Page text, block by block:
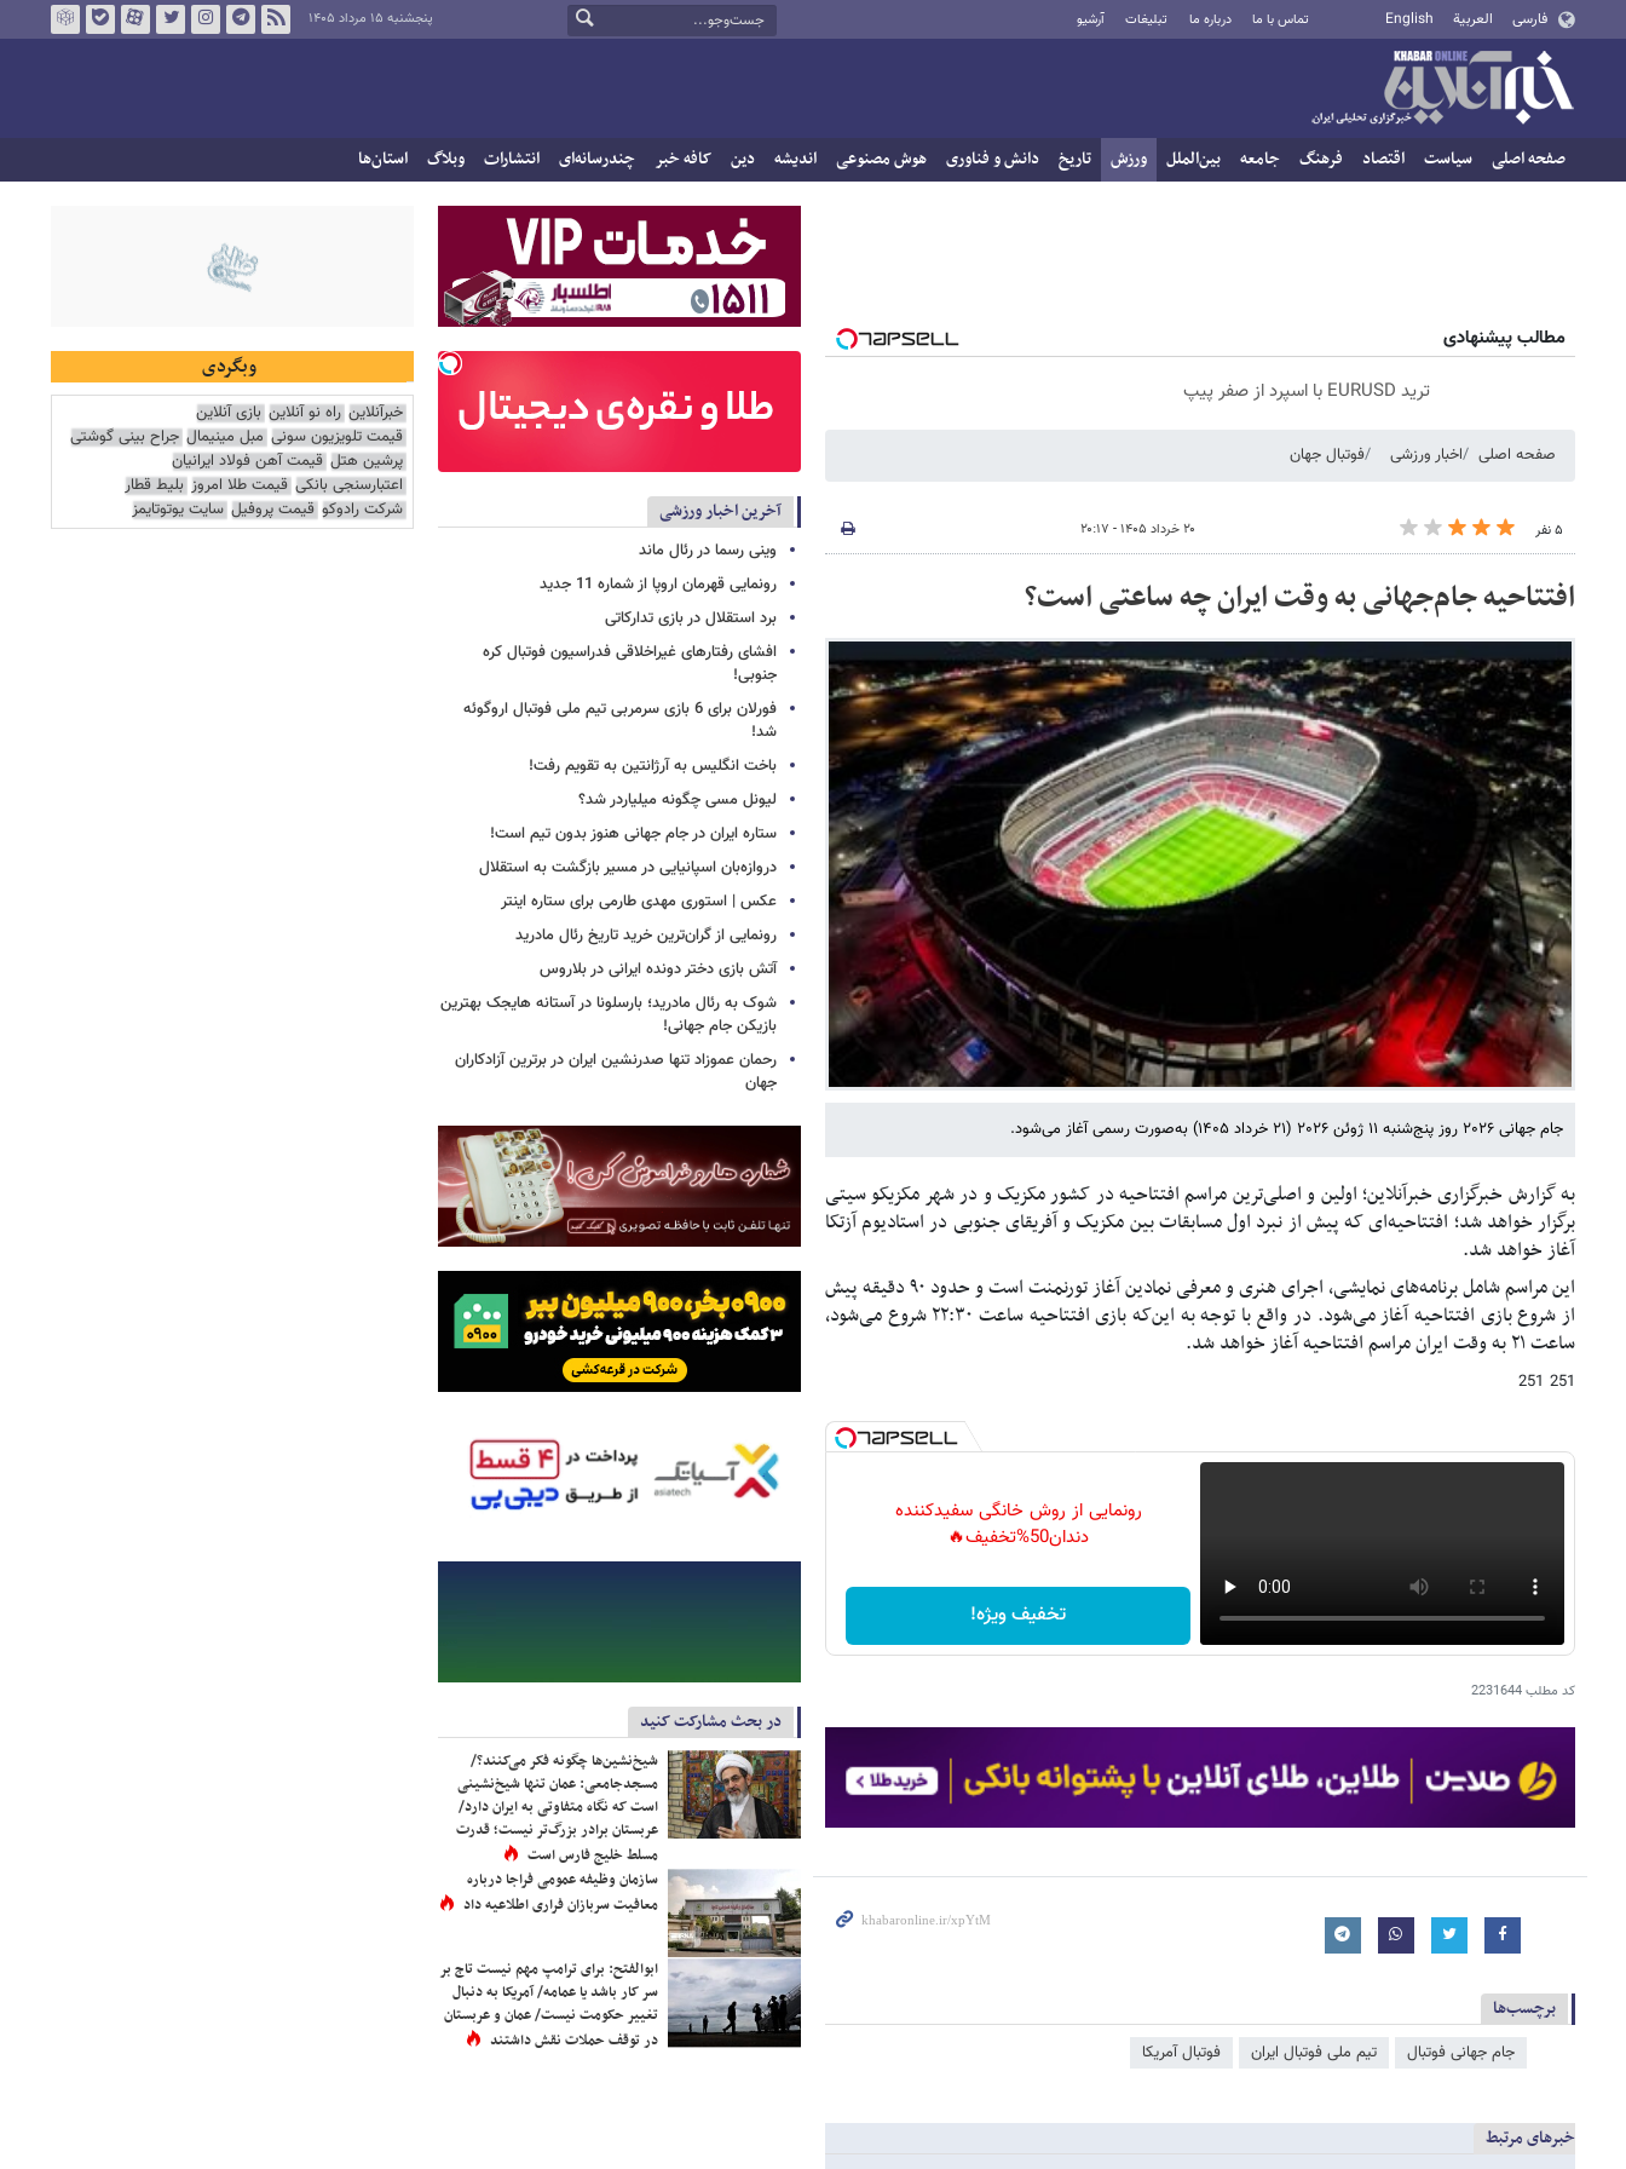
فارسی العربية English تماس با ما درباره ما تبلیغات آرشیو پنجشنبه ۱۵ مرداد ۱۴۰۵
صفحه اصلی سیاست اقتصاد فرهنگ جامعه بین‌الملل ورزش تاریخ دانش و فناوری هوش مصنوعی اندیشه دین کافه خبر چندرسانه‌ای انتشارات وبلاگ استان‌ها
مطالب پیشنهادی
ترید EURUSD با اسپرد از صفر پیپ
صفحه اصلی اخبار ورزشی فوتبال جهان
۵ نفر ۲۰ خرداد ۱۴۰۵ - ۲۰:۱۷
افتتاحیه جام‌جهانی به وقت ایران چه ساعتی است؟
جام جهانی ۲۰۲۶ روز پنج‌شنبه ۱۱ ژوئن ۲۰۲۶ (۲۱ خرداد ۱۴۰۵) به‌صورت رسمی آغاز می‌شود.
به گزارش خبرگزاری خبرآنلاین؛ اولین و اصلی‌ترین مراسم افتتاحیه در کشور مکزیک و در شهر مکزیکو سیتی
برگزار خواهد شد؛ افتتاحیه‌ای که پیش از نبرد اول مسابقات بین مکزیک و آفریقای جنوبی در استادیوم آزتکا
آغاز خواهد شد.
این مراسم شامل برنامه‌های نمایشی، اجرای هنری و معرفی نمادین آغاز تورنمنت است و حدود ۹۰ دقیقه پیش
از شروع بازی افتتاحیه آغاز می‌شود. در واقع با توجه به این‌که بازی افتتاحیه ساعت ۲۲:۳۰ شروع می‌شود،
ساعت ۲۱ به وقت ایران مراسم افتتاحیه آغاز خواهد شد.
251 251
رونمایی از روش خانگی سفیدکننده
دندان50%تخفیف🔥
تخفیف ویژه!
کد مطلب2231644
برچسب‌ها
جام جهانی فوتبال تیم ملی فوتبال ایران فوتبال آمریکا
خبرهای مرتبط
آخرین اخبار ورزشی
وینی رسما در رئال ماند
رونمایی قهرمان اروپا از شماره 11 جدید
برد استقلال در بازی تدارکاتی
افشای رفتارهای غیراخلاقی فدراسیون فوتبال کره
جنوبی!
فورلان برای 6 بازی سرمربی تیم ملی فوتبال اروگوئه
شد!
باخت انگلیس به آرژانتین به تقویم رفت!
لیونل مسی چگونه میلیاردر شد؟
ستاره ایران در جام جهانی هنوز بدون تیم است!
دروازه‌بان اسپانیایی در مسیر بازگشت به استقلال
عکس | استوری مهدی طارمی برای ستاره اینتر
رونمایی از گران‌ترین خرید تاریخ رئال مادرید
آتش بازی دختر دونده ایرانی در بلاروس
شوک به رئال مادرید؛ بارسلونا در آستانه هایجک بهترین
بازیکن جام جهانی!
رحمان عموزاد تنها صدرنشین ایران در برترین آزادکاران
جهان
در بحث مشارکت کنید
شیخ‌نشین‌ها چگونه فکر می‌کنند؟/
مسجدجامعی: عمان تنها شیخ‌نشینی
است که نگاه متفاوتی به ایران دارد/
عربستان برادر بزرگ‌تر نیست؛ قدرت
مسلط خلیج فارس است
سازمان وظیفه عمومی فراجا درباره
معافیت سربازان فراری اطلاعیه داد
ابوالفتح: برای ترامپ مهم نیست تاج بر
سر کار باشد یا عمامه/ آمریکا به دنبال
تغییر حکومت نیست/ عمان و عربستان
در توقف حملات نقش داشتند
وبگردی
خبرآنلاین راه نو آنلاین بازی آنلاین
قیمت تلویزیون سونی مبل مینیمال جراح بینی گوشتی
پرشین هتل قیمت آهن فولاد ایرانیان
اعتبارسنجی بانکی قیمت طلا امروز بلیط قطار
شرکت رادوکو قیمت پروفیل سایت یوتوتایمز